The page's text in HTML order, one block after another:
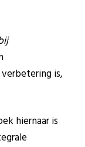
is,
hiernaar is